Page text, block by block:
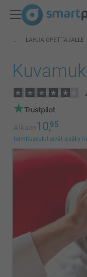
LAHJA OPETTAJALLE
Alkaen10,95
toimituskulut eivät sisälly